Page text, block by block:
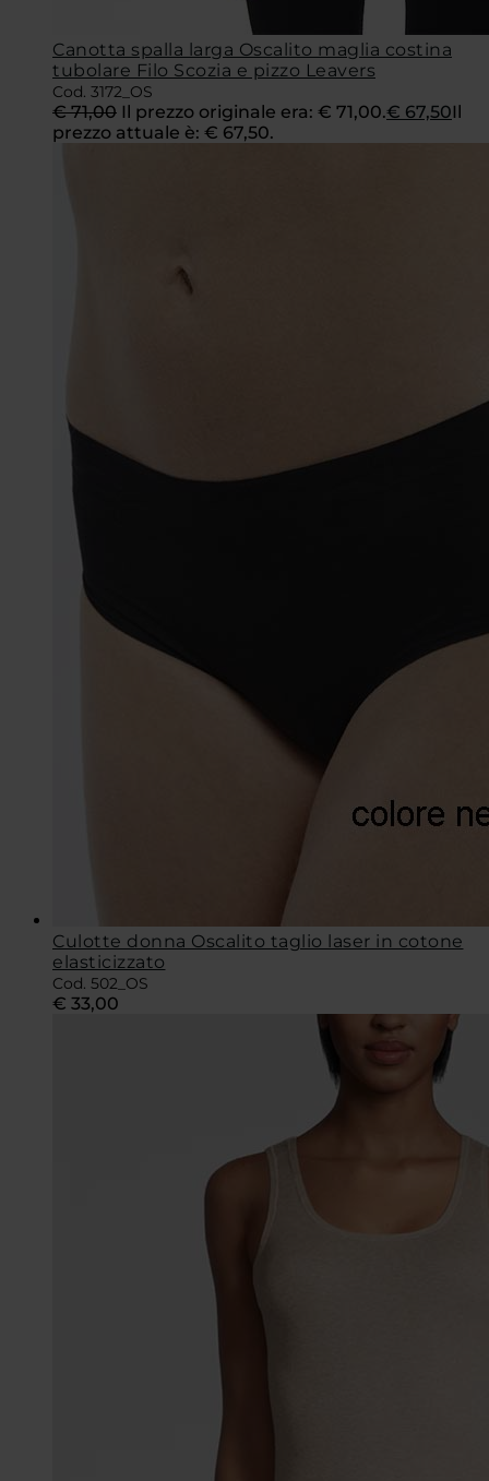
Canotta spalla larga Oscalito maglia costina
tubolare Filo Scozia e pizzo Leavers
Cod. 3172_OS
€71,00 Il prezzo originale era: € 71,00.€ 67,50Il
prezzo attuale è: € 67,50.
Culotte donna Oscalito taglio laser in cotone
elasticizzato
Cod. 502_OS
€ 33,00